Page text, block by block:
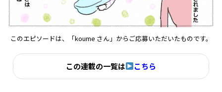
このエピソードは、「koume さん」からご応募いただいたものです。
この連載の一覧は こちら